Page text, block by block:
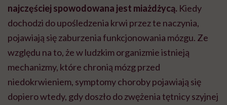
najczęściej spowodowana jest miażdżycą. Kiedy
dochodzi do upośledzenia krwi przez te naczynia,
pojawiają się zaburzenia funkcjonowania mózgu. Ze
względu na to, że w ludzkim organizmie istnieją
mechanizmy, które chronią mózg przed
niedokrwieniem, symptomy choroby pojawiają się
dopiero wtedy, gdy doszło do zwężenia tętnicy szyjnej